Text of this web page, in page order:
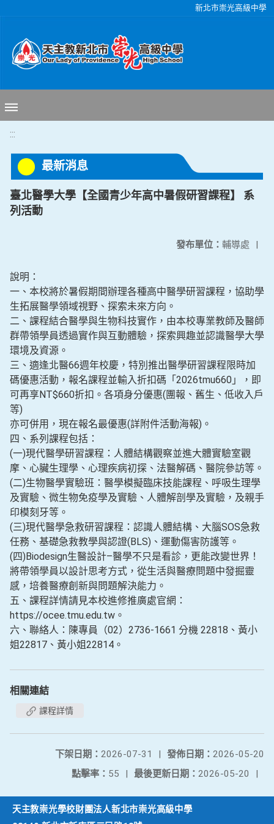
新北市崇光高級中學
:::
最新消息
臺北醫學大學【全國青少年高中暑假研習課程】 系
列活動
發布單位： 輔導處 |
說明：
一、本校將於暑假期間辦理各種高中醫學研習課程，協助學
生拓展醫學領域視野、探索未來方向。
二、課程結合醫學與生物科技實作，由本校專業教師及醫師
群帶領學員透過實作與互動體驗，探索興趣並認識醫學大學
環境及資源。
三、適逢北醫66週年校慶，特別推出醫學研習課程限時加
碼優惠活動，報名課程並輸入折扣碼「2026tmu660」，即
可再享NT$660折扣。各項身分優惠(團報、舊生、低收入戶
等)
亦可併用，現在報名最優惠(詳附件活動海報)。
四、系列課程包括：
(一)現代醫學研習課程：人體結構觀察並進大體實驗室觀
摩、心臟生理學、心理疾病初探、法醫解碼、醫院參訪等。
(二)生物醫學實驗班：醫學模擬臨床技能課程、呼吸生理學
及實驗、微生物免疫學及實驗、人體解剖學及實驗，及親手
印模刻牙等。
(三)現代醫學急救研習課程：認識人體結構、大腦SOS急救
任務、基礎急救教學與認證(BLS)、運動傷害防護等。
(四)Biodesign生醫設計–醫學不只是看診，更能改變世界！
將帶領學員以設計思考方式，從生活與醫療問題中發掘靈
感，培養醫療創新與問題解決能力。
五、課程詳情請見本校進修推廣處官網：
https://ocee.tmu.edu.tw。
六、聯絡人：陳專員（02）2736-1661 分機 22818、黃小
姐22817、黃小姐22814。
相關連結
課程詳情
發佈日期： 2026-05-20
下架日期： 2026-07-31
|
最後更新日期： 2026-05-20 |
點擊率： 55 |
天主教崇光學校財團法人新北市崇光高級中學